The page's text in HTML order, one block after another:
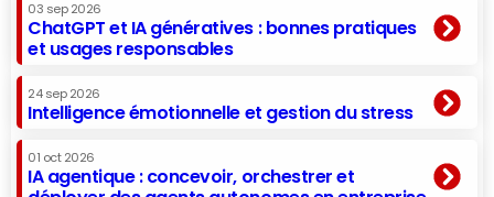
03 sep 2026
ChatGPT et IA génératives : bonnes pratiques
et usages responsables
24 sep 2026
Intelligence émotionnelle et gestion du stress
01 oct 2026
IA agentique : concevoir, orchestrer et